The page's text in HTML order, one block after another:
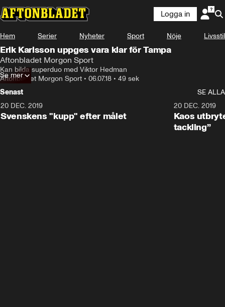
Logga in
Hem Serier Nyheter Sport Nöje Livsstil
Erik Karlsson uppges vara klar för Tampa
Aftonbladet Morgon Sport
Kan bilda superduo med Viktor Hedman
Aftonbladet Morgon Sport • 06.07.18 • 49 sek
Se mer
Senast
SE ALLA
20 DEC. 2019
Svenskens "kupp" efter målet
20 DEC. 2019
Kaos
tackling”